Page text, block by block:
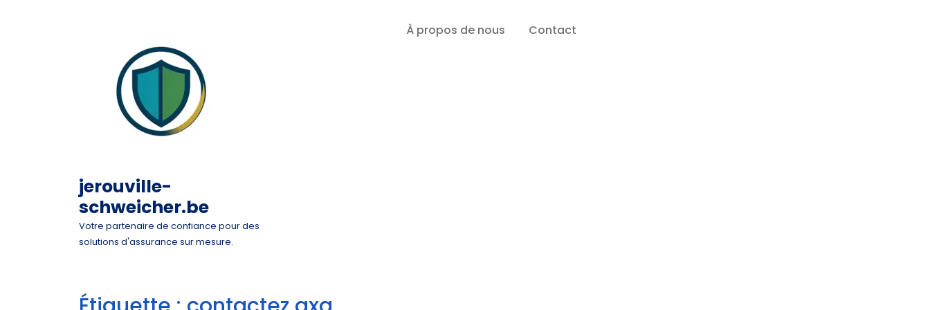
jerouville-
schweicher.be
Votre partenaire de confiance pour des
solutions d'assurance sur mesure.
À propos de nous Contact